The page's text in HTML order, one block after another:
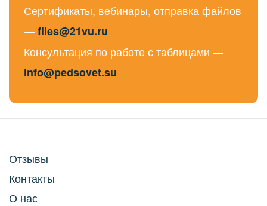
Сертификаты, вебинары, отправка файлов
—files@21vu.ru
Консультация по работе с таблицами —
info@pedsovet.su
Отзывы
Контакты
О нас